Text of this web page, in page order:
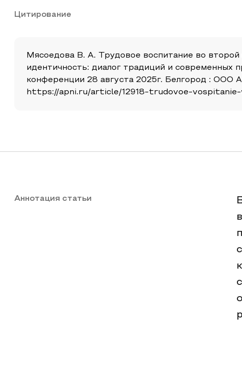
Цитирование
Мясоедова В. А. Трудовое воспитание во
идентичность: диалог традиций и современных
конференции 28 августа 2025г. Белгород : ООО
https://apni.ru/article/12918-trudovoe-
Аннотация статьи